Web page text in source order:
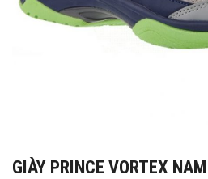
GIÀY PRINCE VORTEX